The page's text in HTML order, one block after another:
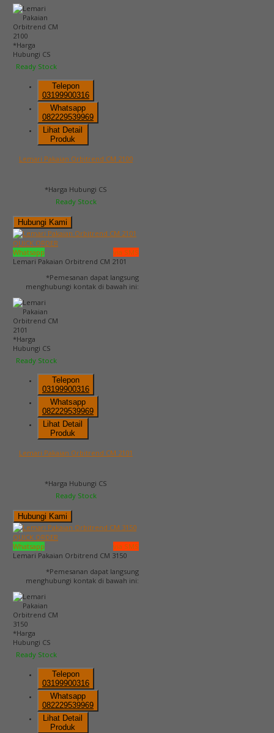
*Harga
Hubungi CS
Ready Stock
Telepon
03199900316
Whatsapp
082229539969
Lihat Detail
Produk
Lemari Pakaian Orbitrend CM 2100
*Harga Hubungi CS
Ready Stock
Hubungi Kami
QUICK ORDER
Whatsapp
via SMS
Lemari Pakaian Orbitrend CM 2101
*Pemesanan dapat langsung
menghubungi kontak di bawah ini:
*Harga
Hubungi CS
Ready Stock
Telepon
03199900316
Whatsapp
082229539969
Lihat Detail
Produk
Lemari Pakaian Orbitrend CM 2101
*Harga Hubungi CS
Ready Stock
Hubungi Kami
QUICK ORDER
Whatsapp
via SMS
Lemari Pakaian Orbitrend CM 3150
*Pemesanan dapat langsung
menghubungi kontak di bawah ini:
*Harga
Hubungi CS
Ready Stock
Telepon
03199900316
Whatsapp
082229539969
Lihat Detail
Produk